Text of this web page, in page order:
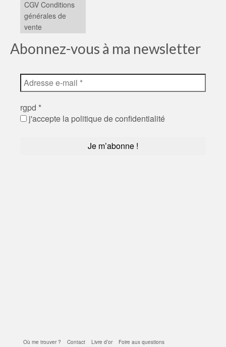
CGV Conditions
générales de
vente
Abonnez-vous à ma newsletter
rgpd *
j'accepte la politique de confidentialité
Où me trouver ? Contact Livre d’or Foire aux questions